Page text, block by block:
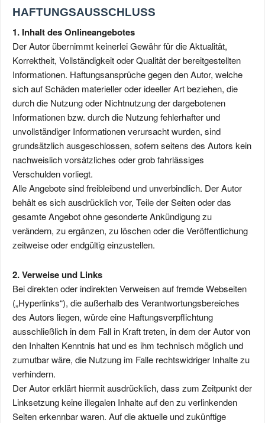
HAFTUNGSAUSSCHLUSS
1. Inhalt des Onlineangebotes
Der Autor übernimmt keinerlei Gewähr für die Aktualität,
Korrektheit, Vollständigkeit oder Qualität der bereitgestellten
Informationen. Haftungsansprüche gegen den Autor, welche
sich auf Schäden materieller oder ideeller Art beziehen, die
durch die Nutzung oder Nichtnutzung der dargebotenen
Informationen bzw. durch die Nutzung fehlerhafter und
unvollständiger Informationen verursacht wurden, sind
grundsätzlich ausgeschlossen, sofern seitens des Autors kein
nachweislich vorsätzliches oder grob fahrlässiges
Verschulden vorliegt.
Alle Angebote sind freibleibend und unverbindlich. Der Autor
behält es sich ausdrücklich vor, Teile der Seiten oder das
gesamte Angebot ohne gesonderte Ankündigung zu
verändern, zu ergänzen, zu löschen oder die Veröffentlichung
zeitweise oder endgültig einzustellen.
2. Verweise und Links
Bei direkten oder indirekten Verweisen auf fremde Webseiten
(„Hyperlinks“), die außerhalb des Verantwortungsbereiches
des Autors liegen, würde eine Haftungsverpflichtung
ausschließlich in dem Fall in Kraft treten, in dem der Autor von
den Inhalten Kenntnis hat und es ihm technisch möglich und
zumutbar wäre, die Nutzung im Falle rechtswidriger Inhalte zu
verhindern.
Der Autor erklärt hiermit ausdrücklich, dass zum Zeitpunkt der
Linksetzung keine illegalen Inhalte auf den zu verlinkenden
Seiten erkennbar waren. Auf die aktuelle und zukünftige